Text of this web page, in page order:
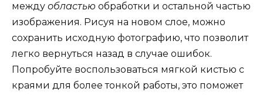
между областью обработки и остальной частью
изображения. Рисуя на новом слое, можно
сохранить исходную фотографию, что позволит
легко вернуться назад в случае ошибок.
Попробуйте воспользоваться мягкой кистью с
краями для более тонкой работы, это поможет